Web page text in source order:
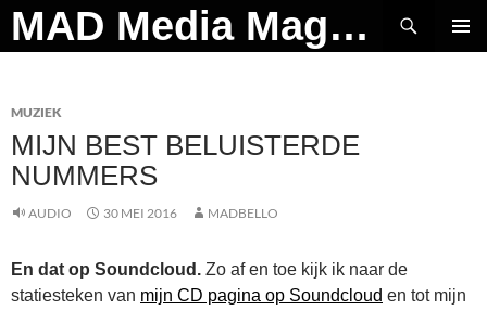
Ga
naar
MAD Media Magazine
Zoeken
MUZIEK
MIJN BEST BELUISTERDE
NUMMERS
AUDIO 30 MEI 2016 MADBELLO
En dat op Soundcloud. Zo af en toe kijk ik naar de
statiesteken van mijn CD pagina op Soundcloud en tot mijn